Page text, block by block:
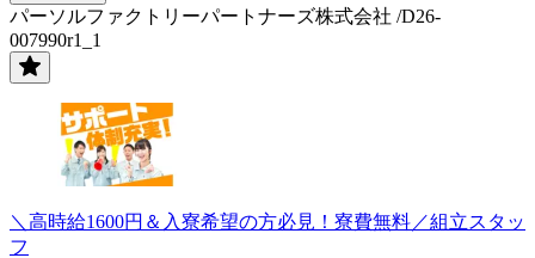
パーソルファクトリーパートナーズ株式会社 /D26-
007990r1_1
＼高時給1600円＆入寮希望の方必見！寮費無料／組立スタッ
フ